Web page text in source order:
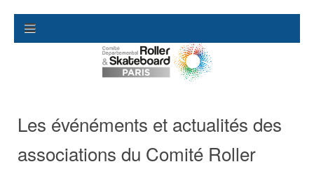
Les événéments et actualités des
associations du Comité Roller